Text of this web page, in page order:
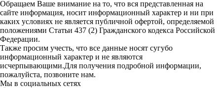
Обращаем Ваше внимание на то, что вся представленная на
сайте информация, носит информационный характер и ни при
каких условиях не является публичной офертой, определяемой
положениями Статьи 437 (2) Гражданского кодекса Российской
Федерации.
Также просим учесть, что все данные носят сугубо
информационный характер и не являются
исчерпывающими.Для получения подробной информации,
пожалуйста, позвоните нам.
Мы в социальных сетях